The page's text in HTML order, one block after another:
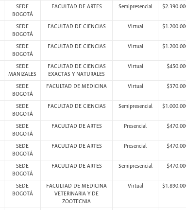
SEDE
BOGOTÁ
FACULTAD DE ARTES Semipresencial
SEDE
BOGOTÁ
FACULTAD DE CIENCIAS Virtual
SEDE
BOGOTÁ
FACULTAD DE CIENCIAS Virtual
SEDE
MANIZALES
FACULTAD DE CIENCIAS
EXACTAS Y NATURALES
Virtual
SEDE
BOGOTÁ
FACULTAD DE MEDICINA Virtual
SEDE
BOGOTÁ
FACULTAD DE CIENCIAS Semipresencial
SEDE
BOGOTÁ
FACULTAD DE ARTES Presencial
SEDE
BOGOTÁ
FACULTAD DE ARTES Presencial
SEDE
BOGOTÁ
FACULTAD DE ARTES Semipresencial
SEDE
BOGOTÁ
FACULTAD DE MEDICINA
VETERINARIA Y DE
ZOOTECNIA
Virtual